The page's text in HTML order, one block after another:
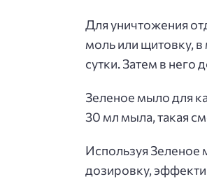
Для уничтожения
моль или щитовку, в
сутки. Затем в него
Зеленое мыло для
30 мл мыла, такая
Используя Зеленое
дозировку,